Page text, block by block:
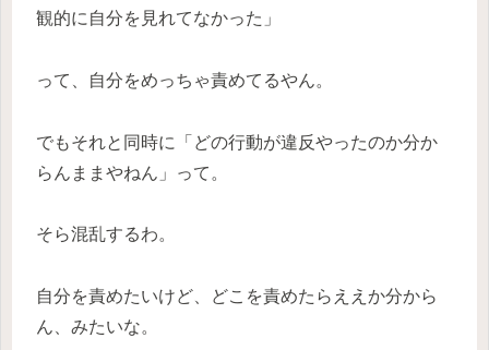
観的に自分を見れてなかった」
って、自分をめっちゃ責めてるやん。
でもそれと同時に「どの行動が違反やったのか分か
らんままやねん」って。
そら混乱するわ。
自分を責めたいけど、どこを責めたらええか分から
ん、みたいな。